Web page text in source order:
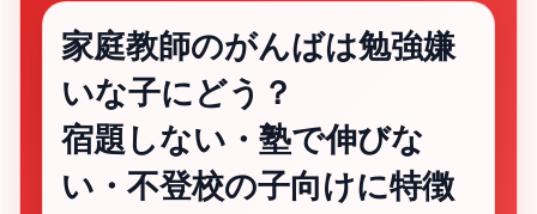
家庭教師のがんばは勉強嫌
いな子にどう？
宿題しない・塾で伸びな
い・不登校の子向けに特徴